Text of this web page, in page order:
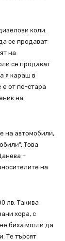
коли.
се продават
на
се продават
я караш в
е от по-стара
на
на автомобили,
Това
–
на
лв. Такива
хора, с
биха могли да
Те търсят